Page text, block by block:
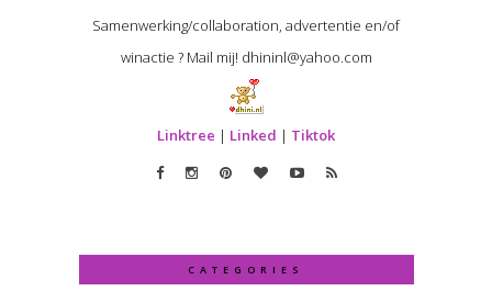
Samenwerking/collaboration, advertentie en/of
winactie ? Mail mij! dhininl@yahoo.com
Linktree | Linked | Tiktok
CATEGORIES